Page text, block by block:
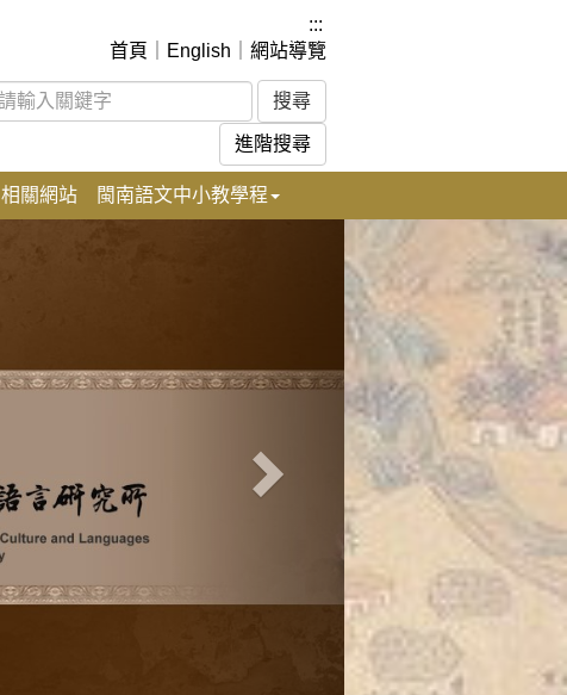
:::
首頁
English 網站導覽
進階搜尋
相關網站 閩南語文中小教學程